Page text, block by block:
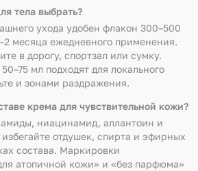
тела выбрать?
ухода удобен флакон 300–500
месяца ежедневного применения.
в дорогу, спортзал или сумку.
мл подходят для локального
и зонами раздражения.
крема для чувствительной кожи?
ниацинамид, аллантоин и
отдушек, спирта и эфирных
состава. Маркировки
атопичной кожи» и «без парфюма»